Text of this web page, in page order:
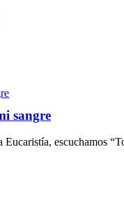
sangre
escuchamos